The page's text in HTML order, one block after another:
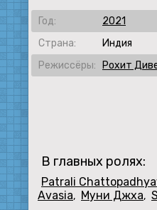
Год:
2021
Страна:
Индия
Режиссёры:
Рохит
В главных ролях:
Patrali
Avasia, Муни Джха,